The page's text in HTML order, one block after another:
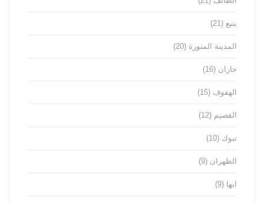
ينبع (21)
المدينة المنورة (20)
جازان (16)
الهفوف (15)
القصيم (12)
تبوك (10)
الظهران (9)
ابها (9)